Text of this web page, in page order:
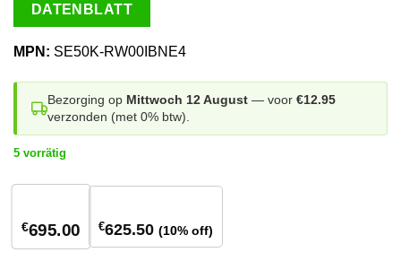
DATENBLATT
MPN: SE50K-RW00IBNE4
Bezorging op Mittwoch 12 August — voor €12.95
verzonden (met 0% btw).
5 vorrätig
€695.00 €625.50 (10% off)